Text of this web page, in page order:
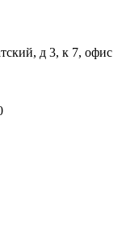
д 3, к 7, офис